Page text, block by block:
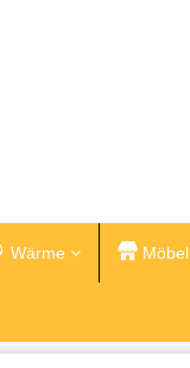
Wärme Möbel